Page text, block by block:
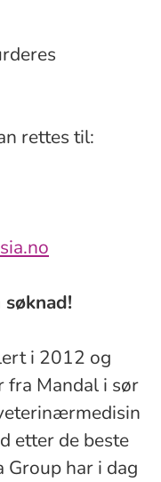
rettes til:
i 2012 og
fra Mandal i sør
etter de beste
Group har i dag